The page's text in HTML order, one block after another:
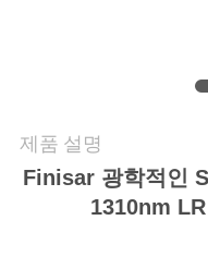
뉴
제품 설명
Finisar 광학적인
1310nm